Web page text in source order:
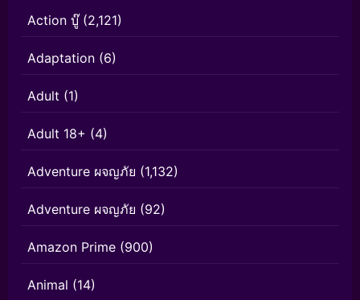
Action บู๊(2,121)
Adaptation (6)
Adult (1)
Adult 18+ (4)
Adventure ผจญภัย (1,132)
Adventure ผจญภัย (92)
Amazon Prime (900)
Animal (14)